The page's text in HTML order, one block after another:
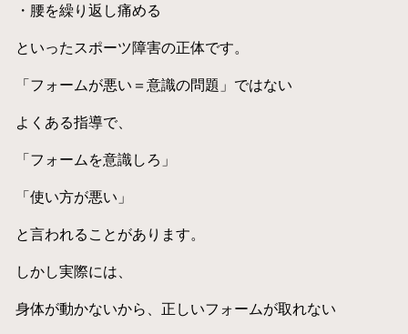
・腰を繰り返し痛める
といったスポーツ障害の正体です。
「フォームが悪い＝意識の問題」ではない
よくある指導で、
「フォームを意識しろ」
「使い方が悪い」
と言われることがあります。
しかし実際には、
身体が動かないから、正しいフォームが取れない